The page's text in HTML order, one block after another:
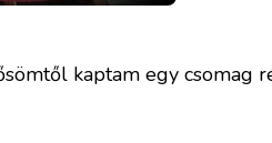
kaptam egy